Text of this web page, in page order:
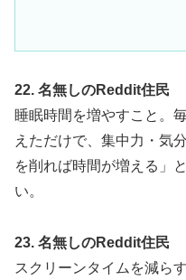
22. 名無しのReddit住民
睡眠時間を増やすこと。
えただけで、集中力・気
を削れば時間が増える」
い。
23. 名無しのReddit住民
スクリーンタイムを減ら